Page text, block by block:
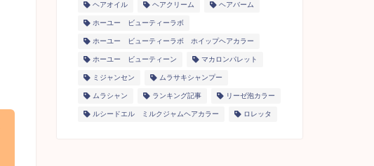
ヘアオイル ヘアクリーム ヘアバーム
ホーユー ビューティーラボ
ホーユー ビューティーラボ ホイップヘアカラー
ホーユー ビューティーン マカロンパレット
ミジャンセン ムラサキシャンプー
ムラシャン ランキング記事 リーゼ泡カラー
ルシードエル ミルクジャムヘアカラー ロレッタ